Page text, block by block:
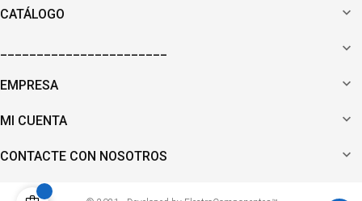
CATÁLOGO 

EMPRESA 
MI CUENTA 
CONTACTE CON NOSOTROS 